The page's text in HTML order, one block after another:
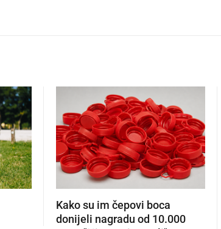
Kako su im čepovi boca
donijeli nagradu od 10.000